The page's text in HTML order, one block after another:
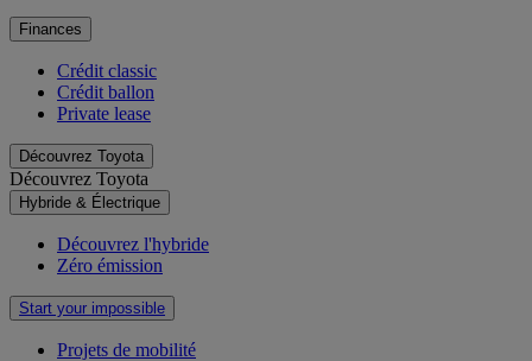
Finances
Crédit classic
Crédit ballon
Private lease
Découvrez Toyota
Découvrez Toyota
Hybride & Électrique
Découvrez l'hybride
Zéro émission
Start your impossible
Projets de mobilité